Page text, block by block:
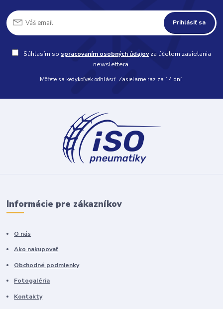
Prihlásiť sa
Súhlasím so spracovaním osobných údajovza účelom zasielania
newslettera.
Môžete sa kedykoľvek odhlásiť. Zasielame raz za 14 dní.
Informácie pre zákazníkov
O nás
Ako nakupovať
Obchodné podmienky
Fotogaléria
Kontakty